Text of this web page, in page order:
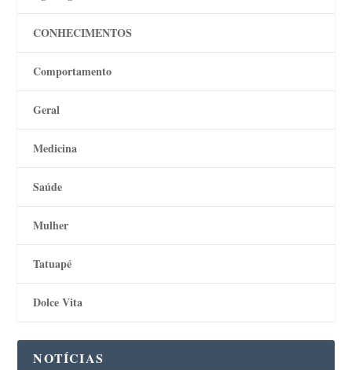
CONHECIMENTOS
Comportamento
Geral
Medicina
Saúde
Mulher
Tatuapé
Dolce Vita
NOTÍCIAS